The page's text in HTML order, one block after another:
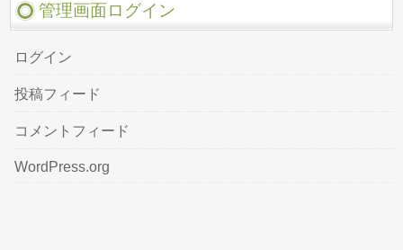
管理画面ログイン
ログイン
投稿フィード
コメントフィード
WordPress.org